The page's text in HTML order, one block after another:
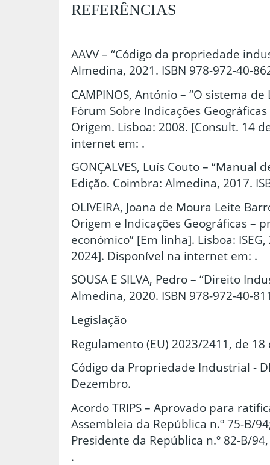
REFERÊNCIAS
AAVV – “Código da propriedade
Almedina, 2021. ISBN 978-972-40-
CAMPINOS, António – “O sistema
Fórum Sobre Indicações
Origem. Lisboa: 2008. [Consult. 14
internet em: .
GONÇALVES, Luís Couto – “Manual
Edição. Coimbra: Almedina, 2017.
OLIVEIRA, Joana de Moura Leite
Origem e Indicações Geográficas –
económico” [Em linha]. Lisboa:
2024]. Disponível na internet em: .
SOUSA E SILVA, Pedro – “Direito
Almedina, 2020. ISBN 978-972-40-
Legislação
Regulamento (EU) 2023/2411, de
Código da Propriedade Industrial -
Dezembro.
Acordo TRIPS – Aprovado para
Assembleia da República n.º 75-B/
Presidente da República n.º 82-B/
.